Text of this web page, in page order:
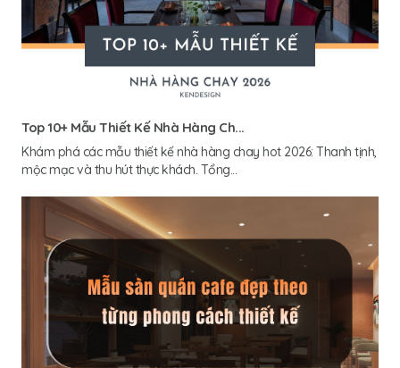
Top 10+ Mẫu Thiết Kế Nhà Hàng Ch...
Khám phá các mẫu thiết kế nhà hàng chay hot 2026: Thanh tịnh,
mộc mạc và thu hút thực khách. Tổng...